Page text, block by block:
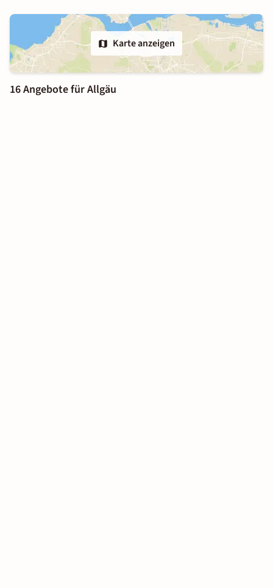
Karte anzeigen
16 Angebote für Allgäu